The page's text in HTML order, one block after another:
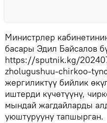
Министрлер
басары Эдил Байсалов
https://sputnik.kg/
zholugushuu-chirkoo-
жергиликтүү бийлик
иштерди күчөтүүнү,
мындай жагдайларды
уюштурууну тапшырган.